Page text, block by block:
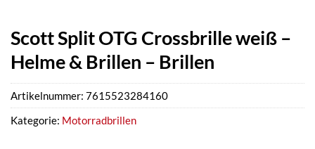
Scott Split OTG Crossbrille weiß –
Helme & Brillen – Brillen
Artikelnummer: 7615523284160
Kategorie: Motorradbrillen